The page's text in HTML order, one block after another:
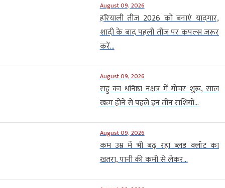
August 09, 2026
हरियाली तीज 2026 को बनाएं यादगार,
शादी के बाद पहली तीज पर कपल्स जरूर
करें...
August 09, 2026
राहु का धनिष्ठा नक्षत्र में गोचर शुरू, साल
खत्म होने से पहले इन तीन राशियों...
August 09, 2026
कम उम्र में भी बढ़ रहा ब्लड क्लॉट का
खतरा, पानी की कमी से लेकर...